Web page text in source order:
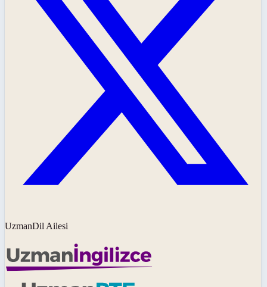
UzmanDil Ailesi